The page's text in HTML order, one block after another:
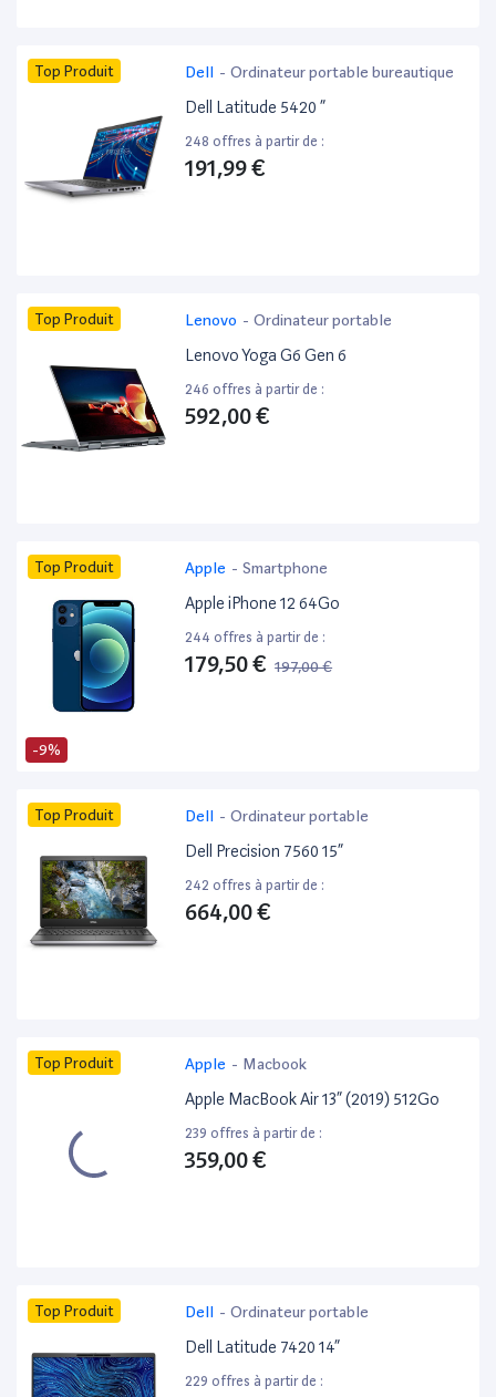
Top Produit Dell - Ordinateur portable bureautique
Dell Latitude 5420 ”
248 offres à partir de :
191,99 €
Top Produit Lenovo - Ordinateur portable
Lenovo Yoga G6 Gen 6
246 offres à partir de :
592,00 €
-9%
Top Produit Apple - Smartphone
Apple iPhone 12 64Go
244 offres à partir de :
179,50 € 197,00 €
Top Produit Dell - Ordinateur portable
Dell Precision 7560 15”
242 offres à partir de :
664,00 €
Top Produit Apple - Macbook
Apple MacBook Air 13” (2019) 512Go
239 offres à partir de :
359,00 €
Top Produit Dell - Ordinateur portable
Dell Latitude 7420 14”
229 offres à partir de :